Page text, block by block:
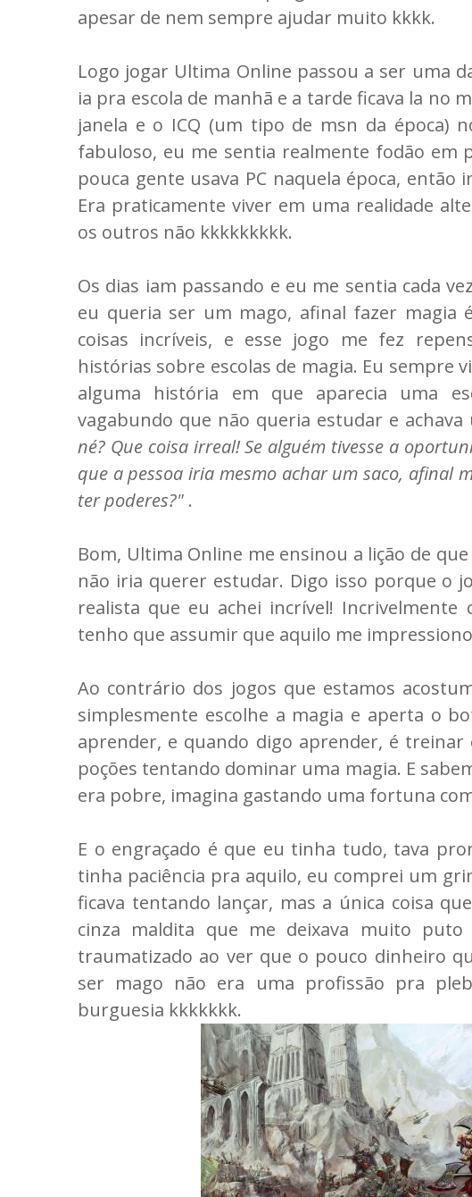
apesar de nem sempre ajudar muito kkkk.
Logo jogar Ultima Online passou a ser uma
ia pra escola de manhã e a tarde ficava la no
janela e o ICQ (um tipo de msn da época)
fabuloso, eu me sentia realmente fodão em
pouca gente usava PC naquela época,
Era praticamente viver em uma realidade
os outros não kkkkkkkkk.
Os dias iam passando e eu me sentia cada
eu queria ser um mago, afinal fazer magia
coisas incríveis, e esse jogo me fez
histórias sobre escolas de magia. Eu sempre
alguma história em que aparecia uma
vagabundo que não queria estudar e achava
né? Que coisa irreal! Se alguém tivesse a
que a pessoa iria mesmo achar um saco, afinal
ter poderes?" .
Bom, Ultima Online me ensinou a lição de
não iria querer estudar. Digo isso porque o
realista que eu achei incrível! Incrivelmente
tenho que assumir que aquilo me
Ao contrário dos jogos que estamos
simplesmente escolhe a magia e aperta o
aprender, e quando digo aprender, é
poções tentando dominar uma magia. E
era pobre, imagina gastando uma fortuna
E o engraçado é que eu tinha tudo, tava
tinha paciência pra aquilo, eu comprei um
ficava tentando lançar, mas a única coisa
cinza maldita que me deixava muito puto
traumatizado ao ver que o pouco dinheiro
ser mago não era uma profissão pra
burguesia kkkkkkk.